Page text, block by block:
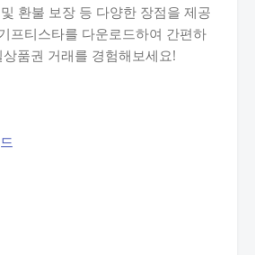
환불 보장 등 다양한 장점을 제공
프티스타를 다운로드하여 간편하
품권 거래를 경험해보세요!